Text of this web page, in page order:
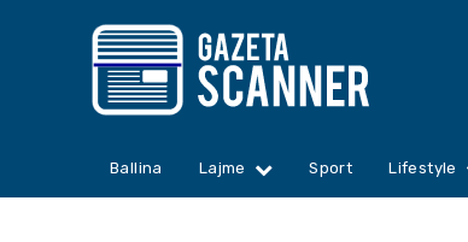
Ballina Lajme Sport Lifestyle